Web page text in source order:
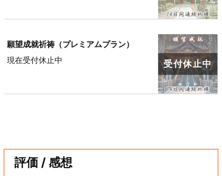
願望成就祈祷（プレミアムプラン）
現在受付休止中
評価 / 感想